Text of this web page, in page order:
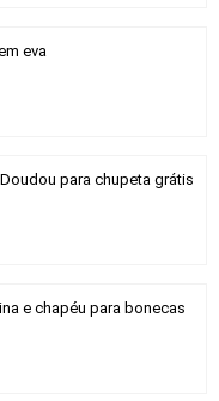
eva
para chupeta grátis
e chapéu para bonecas